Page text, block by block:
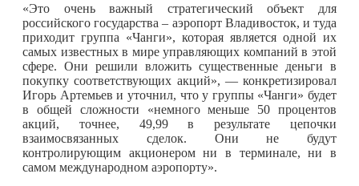
«Это очень важный стратегический объект для
российского государства – аэропорт Владивосток, и туда
приходит группа «Чанги», которая является одной их
самых известных в мире управляющих компаний в этой
сфере. Они решили вложить существенные деньги в
покупку соответствующих акций», — конкретизировал
Игорь Артемьев и уточнил, что у группы «Чанги» будет
в общей сложности «немного меньше 50 процентов
акций, точнее, 49,99 в результате цепочки
взаимосвязанных сделок. Они не будут
контролирующим акционером ни в терминале, ни в
самом международном аэропорту».